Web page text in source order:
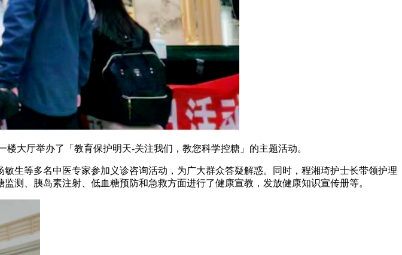
大厅举办了「教育保护明天-关注我们，教您科学控糖」的主题活动。
生等多名中医专家参加义诊咨询活动，为广大群众答疑解惑。同时，程湘琦护士长带领护理
测、胰岛素注射、低血糖预防和急救方面进行了健康宣教，发放健康知识宣传册等。